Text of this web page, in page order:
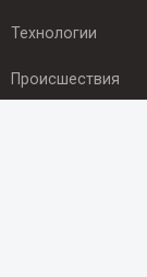
Технологии
Происшествия